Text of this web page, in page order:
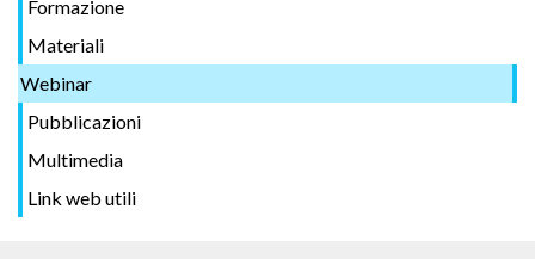
Formazione
Materiali
Webinar
Pubblicazioni
Multimedia
Link web utili